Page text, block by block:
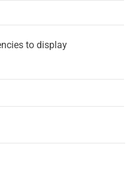
to display